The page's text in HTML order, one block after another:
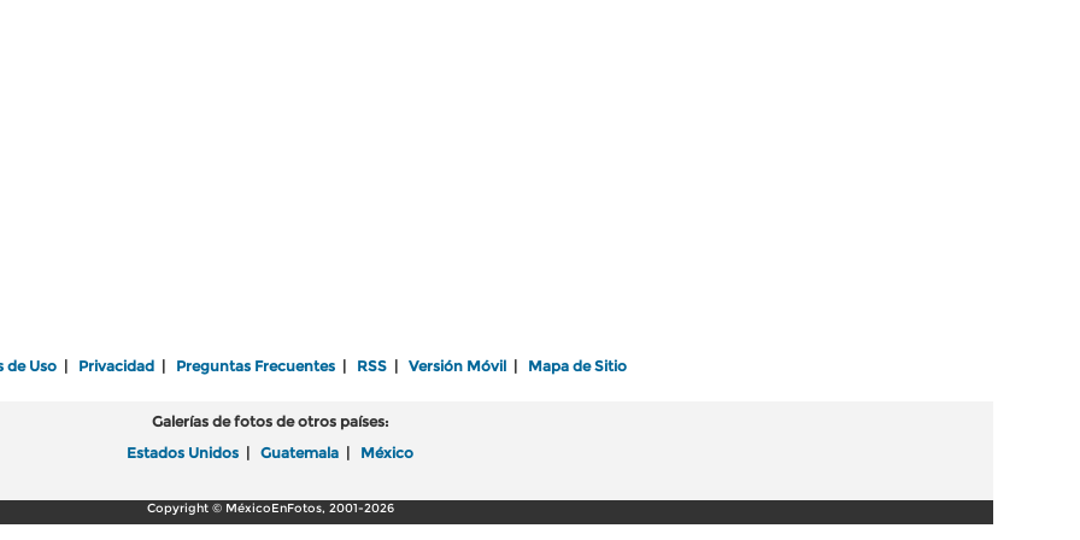
de Uso Privacidad Preguntas Frecuentes RSS Versión Móvil Mapa de Sitio
Galerías de fotos de otros países:
Estados Unidos
Guatemala México
Copyright © MéxicoEnFotos, 2001-2026